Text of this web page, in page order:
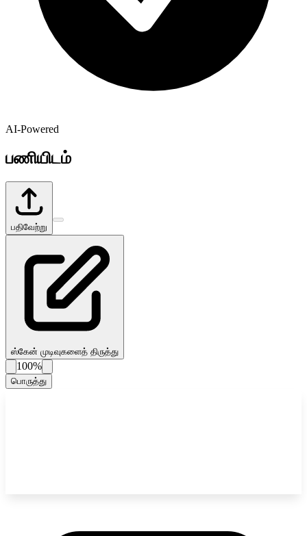
AI-Powered
பணியிடம்
பதிவேற்று
ஸ்கேன் முடிவுகளைத் திருத்து
100%
பொருத்து